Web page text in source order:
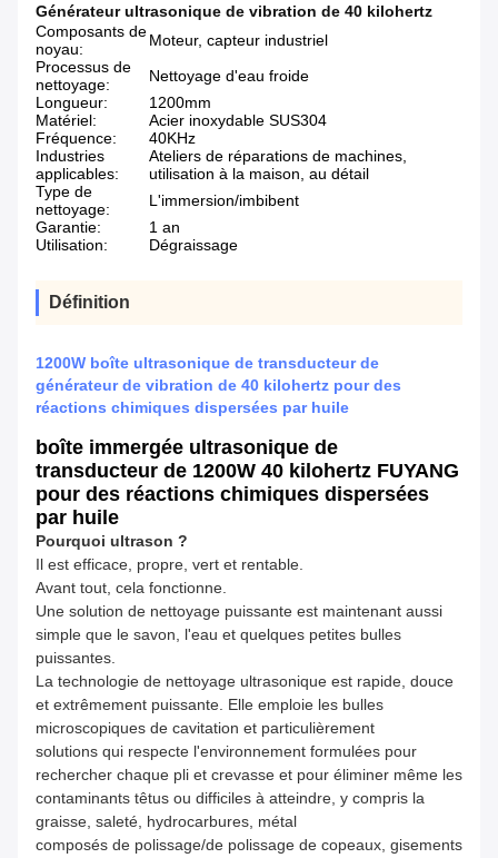
Générateur ultrasonique de vibration de 40 kilohertz
Composants de
noyau:
Moteur, capteur industriel
Processus de
nettoyage:
Nettoyage d'eau froide
Longueur:
1200mm
Matériel:
Acier inoxydable SUS304
Fréquence:
40KHz
Industries
applicables:
Ateliers de réparations de machines,
utilisation à la maison, au détail
Type de
nettoyage:
L'immersion/imbibent
Garantie:
1 an
Utilisation:
Dégraissage
Définition
1200W boîte ultrasonique de transducteur de
générateur de vibration de 40 kilohertz pour des
réactions chimiques dispersées par huile
boîte immergée ultrasonique de
transducteur de 1200W 40 kilohertz FUYANG
pour des réactions chimiques dispersées
par huile
Pourquoi ultrason ?
Il est efficace, propre, vert et rentable.
Avant tout, cela fonctionne.
Une solution de nettoyage puissante est maintenant aussi
simple que le savon, l'eau et quelques petites bulles
puissantes.
La technologie de nettoyage ultrasonique est rapide, douce
et extrêmement puissante. Elle emploie les bulles
microscopiques de cavitation et particulièrement
solutions qui respecte l'environnement formulées pour
rechercher chaque pli et crevasse et pour éliminer même les
contaminants têtus ou difficiles à atteindre, y compris la
graisse, saleté, hydrocarbures, métal
composés de polissage/de polissage de copeaux, gisements